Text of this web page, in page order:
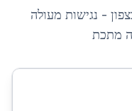
צפון - נגישות מעולה
מתכת